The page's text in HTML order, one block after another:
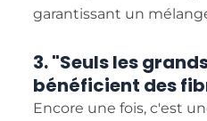
garantissant un
3. "Seuls les
bénéficient des
Encore une fois, c'est